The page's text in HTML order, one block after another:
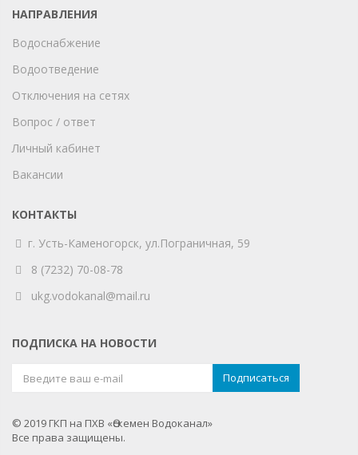
НАПРАВЛЕНИЯ
Водоснабжение
Водоотведение
Отключения на сетях
Вопрос / ответ
Личный кабинет
Вакансии
КОНТАКТЫ
г. Усть-Каменогорск, ул.Пограничная, 59
8 (7232) 70-08-78
ukg.vodokanal@mail.ru
ПОДПИСКА НА НОВОСТИ
© 2019 ГКП на ПХВ «Өскемен Водоканал»
Все права защищены.